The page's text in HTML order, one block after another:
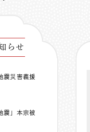
らせ
震災害義援
震」本宗被